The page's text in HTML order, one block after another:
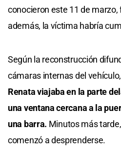
conocieron este 11 de marzo,
además, la víctima habría
Según la reconstrucción
cámaras internas del vehículo,
Renata viajaba en la parte
una ventana cercana a la
una barra. Minutos más
comenzó a desprenderse.